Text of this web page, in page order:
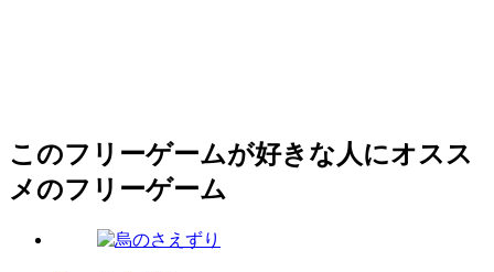
このフリーゲームが好きな人にオスス
メのフリーゲーム